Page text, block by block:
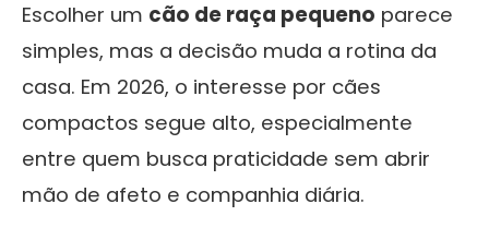
Escolher um cão de raça pequeno parece
simples, mas a decisão muda a rotina da
casa. Em 2026, o interesse por cães
compactos segue alto, especialmente
entre quem busca praticidade sem abrir
mão de afeto e companhia diária.